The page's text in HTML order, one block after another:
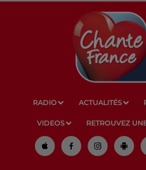
RADIO ACTUALITÉS
VIDEOS RETROUVEZ